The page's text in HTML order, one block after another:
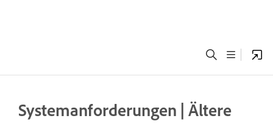
Systemanforderungen | Ältere